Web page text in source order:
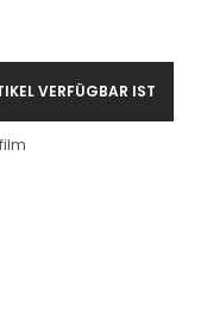
VERFÜGBAR IST